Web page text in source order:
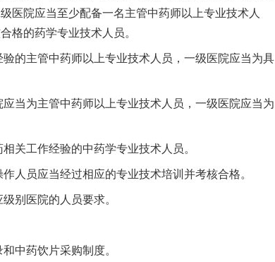
医院应当至少配备一名主管中药师以上专业技术人
格的药学专业技术人员。
主管中药师以上专业技术人员，一级医院应当为具
为主管中药师以上专业技术人员，一级医院应当为
工作经验的中药学专业技术人员。
员应当经过相应的专业技术培训并考核合格。
别医院的人员要求。
中药饮片采购制度。